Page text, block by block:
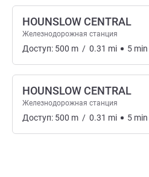
HOUNSLOW CENTRAL
Железнодорожная станция
Доступ: 500 m / 0.31 mi 5 min
HOUNSLOW CENTRAL
Железнодорожная станция
Доступ: 500 m / 0.31 mi 5 min